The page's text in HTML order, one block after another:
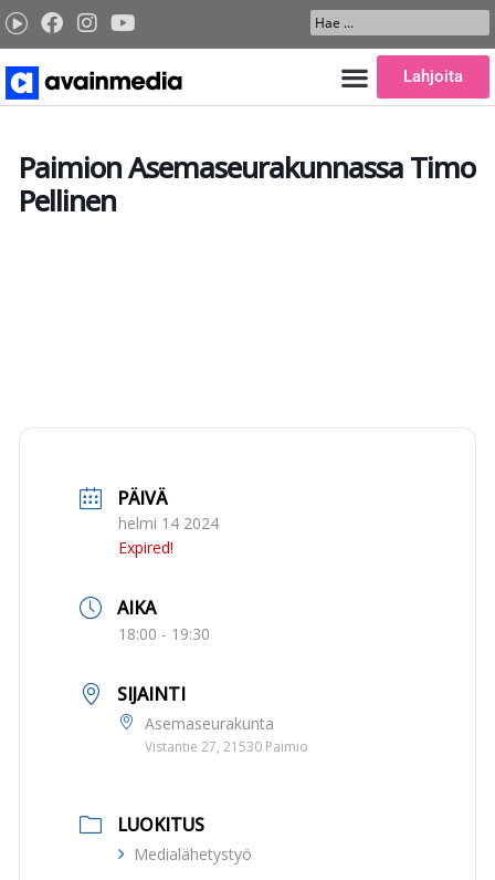
Siirry
sisältöön
Search
...
Lahjoita
Paimion Asemaseurakunnassa Timo
Pellinen
PÄIVÄ
helmi 14 2024
Expired!
AIKA
18:00 - 19:30
SIJAINTI
Asemaseurakunta
Vistantie 27, 21530 Paimio
LUOKITUS
Medialähetystyö